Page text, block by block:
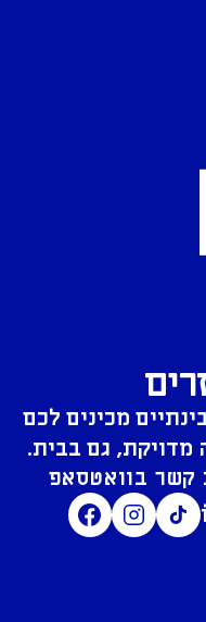
מכינים לכם
מדויקת, גם בבית.